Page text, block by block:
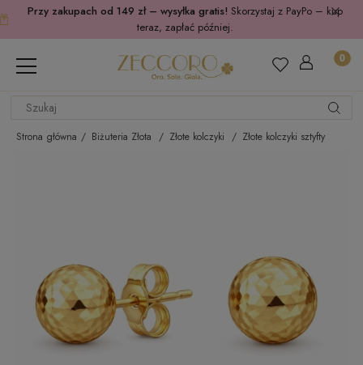
Przy zakupach od 149 zł – wysyłka gratis! Skorzystaj z PayPo – kup
teraz, zapłać później.
Strona główna Biżuteria Złota Złote kolczyki Złote kolczyki sztyfty